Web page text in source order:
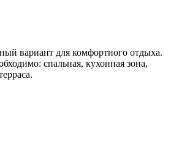
вариант для комфортного отдыха.
спальная, кухонная зона,